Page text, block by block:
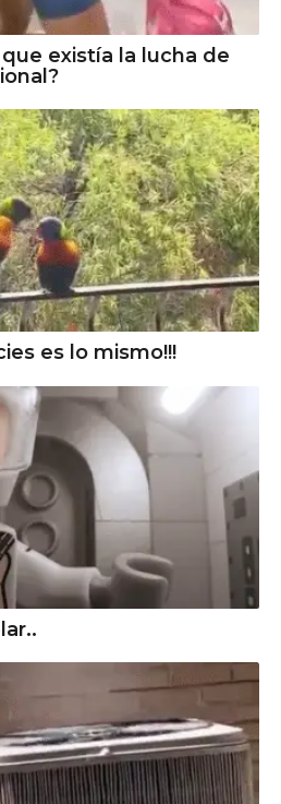
existía la lucha de
es lo mismo!!!